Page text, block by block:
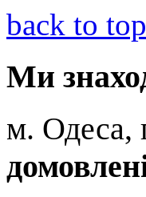
back to top
Ми
м. Одеса,